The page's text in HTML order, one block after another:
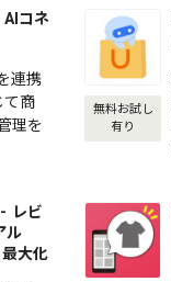
AIコネ
連携
て商
理を
無料お試し
有り
- レビ
ル
大化